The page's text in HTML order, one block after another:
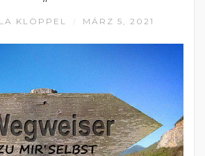
KLÖPPEL MÄRZ 5, 2021